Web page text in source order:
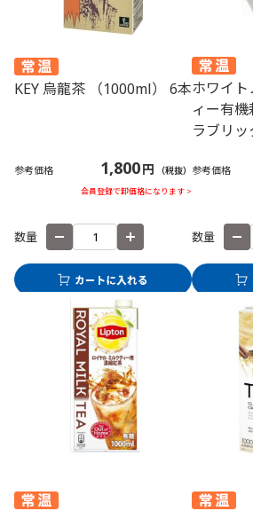
KEY 烏龍茶 （1000ml） 6本
参考価格 1,800円 （税抜）
会員登録で卸価格になります >
数量
ホワイ
ィー有
ラブリ
参考価格
数量